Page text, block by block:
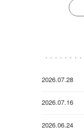
2026.07.28
2026.07.16
2026.06.24